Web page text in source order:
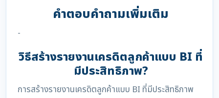
คำตอบคำถามเพิ่มเติม
-
วิธีสร้างรายงานเครดิตลูกค้าแบบ BI ที่
มีประสิทธิภาพ?
การสร้างรายงานเครดิตลูกค้าแบบ BI ที่มีประสิทธิภาพ